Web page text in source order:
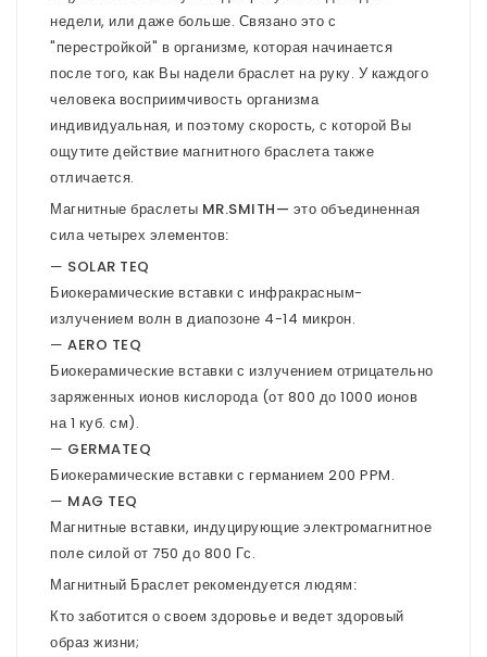
недели, или даже больше. Связано это с
"перестройкой" в организме, которая начинается
после того, как Вы надели браслет на руку. У каждого
человека восприимчивость организма
индивидуальная, и поэтому скорость, с которой Вы
ощутите действие магнитного браслета также
отличается.
Магнитные браслеты MR.SMITH— это объединенная
сила четырех элементов:
— SOLAR TEQ
Биокерамические вставки с инфракрасным-
излучением волн в диапозоне 4-14 микрон.
— AERO TEQ
Биокерамические вставки с излучением отрицательно
заряженных ионов кислорода (от 800 до 1000 ионов
на 1 куб. см).
— GERMATEQ
Биокерамические вставки с германием 200 PPM.
— MAG TEQ
Магнитные вставки, индуцирующие электромагнитное
поле силой от 750 до 800 Гс.
Магнитный Браслет рекомендуется людям:
Кто заботится о своем здоровье и ведет здоровый
образ жизни;